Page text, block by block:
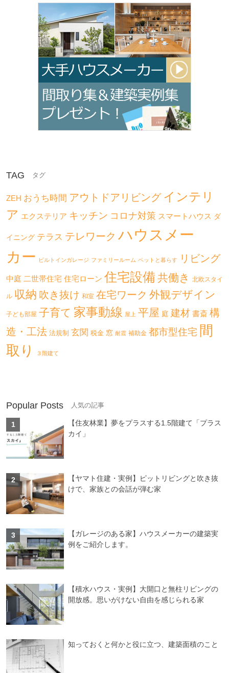
TAG
ZEH おうち時間 アウトドアリビング インテリ
ア エクステリア キッチン コロナ対策 スマートハウス ダ
イニング テラス テレワーク ハウスメー
カー
ビルトインガレージ ファミリールーム ペットと暮らす リビング
中庭 二世帯住宅 住宅ローン 住宅設備 共働き 北欧スタイ
ル 収納 吹き抜け 和室 在宅ワーク 外観デザイン
子ども部屋 子育て 家事動線 屋上 平屋 庭 建材 書斎 構
造・工法 法規制 玄関 税金 窓 耐震 補助金 都市型住宅 間
取り
３階建て
Popular Posts
【住友林業】夢をプラスする1.5階建て「プラス
カイ」
【ヤマト住建・実例】ピットリビングと吹き抜
けで、家族との会話が弾む家
【ガレージのある家】ハウスメーカーの建築実
例をご紹介します。
【積水ハウス・実例】大開口と無柱リビングの
開放感。思いがけない自由を感じられる家
知っておくと何かと役に立つ、建築面積のこと